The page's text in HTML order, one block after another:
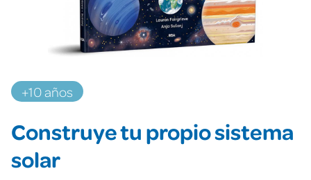
+10 años
Construye tu propio sistema
solar